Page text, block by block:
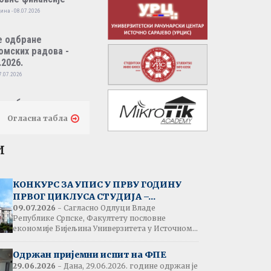
- 08.07.2026
одбране
радова -
одбране
радова -
пословно
- 07.07.2026
испита:
трговина
- 07.07.2026
Огласна табла
КОНКУРС ЗА УПИС У ПРВУ ГОДИНУ
ПРВОГ ЦИКЛУСА СТУДИЈА –...
09.07.2026 - Сагласно Одлуци Владе
Републике Српске, Факултету пословне
економије Бијељина Универзитета у Источном...
Одржан пријемни испит на ФПЕ
29.06.2026 - Дана, 29.06.2026. године одржан је